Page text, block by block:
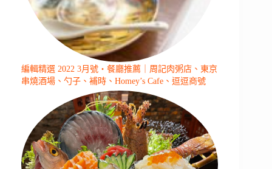
編輯精選 2022 3月號・餐廳推薦｜周記肉粥店、東京
串燒酒場、勺子、補時、Homey’s Cafe、逗逗商號